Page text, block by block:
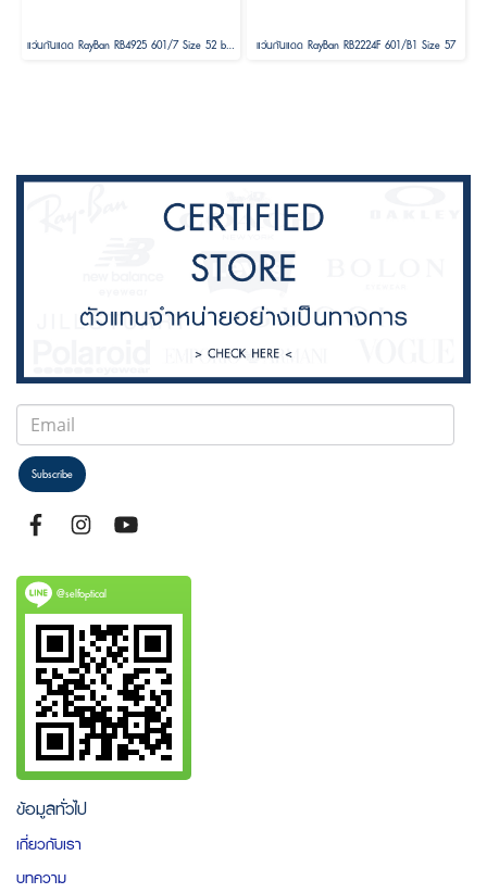
แว่นกันแดด RayBan RB4925 601/7 Size 52 by A$AP ASAP Rocky ( RayBan Janie Blackpink ) แว่นกันแดด RayBan RB2224F 601/B1 Size 57
Subscribe
@selfoptical
ข้อมูลทั่วไป
เกี่ยวกับเรา
บทความ